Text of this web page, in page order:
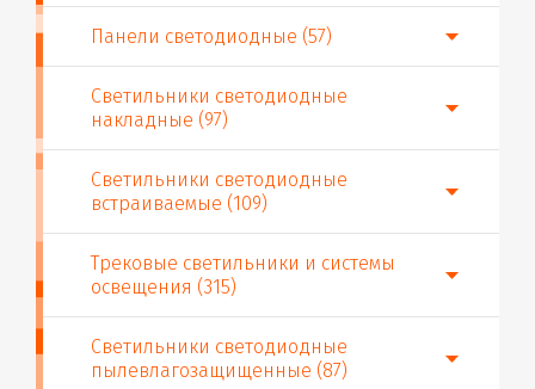
Панели светодиодные (57)
Светильники светодиодные
накладные (97)
Светильники светодиодные
встраиваемые (109)
Трековые светильники и системы
освещения (315)
Светильники светодиодные
пылевлагозащищенные (87)